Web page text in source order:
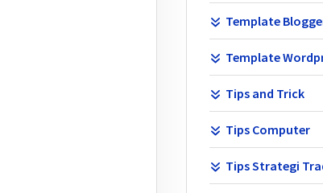
Template
Template
Tips and Trick
Tips Computer
Tips Strategi